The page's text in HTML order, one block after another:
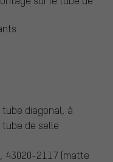
diagonal, à
de selle
43020-2117 (matte